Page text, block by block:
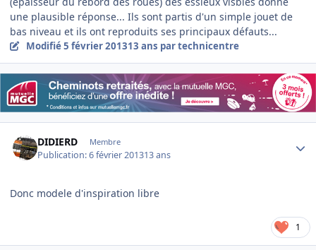
une plausible réponse... Ils sont partis d'un simple jouet de
bas niveau et ils ont reproduits ses principaux défauts...
Modifié5 février 201313 ans par technicentre
DIDIERD Membre
Publication:6 février 201313 ans
Donc modele d'inspiration libre
1